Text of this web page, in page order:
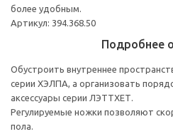
более удобным.
Артикул: 394.368.50
Подробнее
Обустроить внутреннее
серии ХЭЛПА, а организовать
аксессуары серии ЛЭТТХЕТ.
Регулируемые ножки позволяют
пола.